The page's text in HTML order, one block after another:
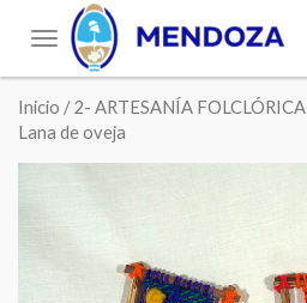
Toggle
navigation
Inicio /2- ARTESANÍA FOLCLÓRICA
Lana de oveja